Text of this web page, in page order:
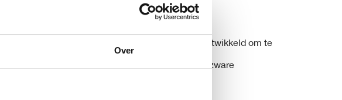
Over
is een zware dieselmotor olie ontwikkeld om te
verscheidenheid van dieselmotoren die onder zware